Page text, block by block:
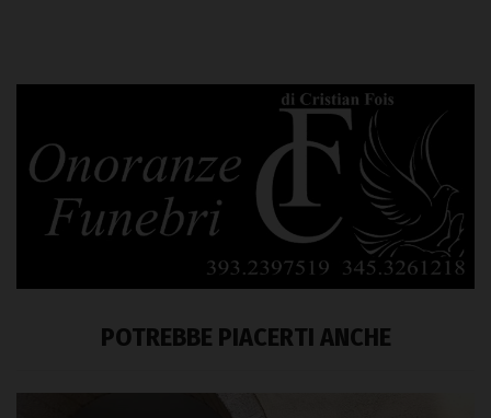
POTREBBE PIACERTI ANCHE